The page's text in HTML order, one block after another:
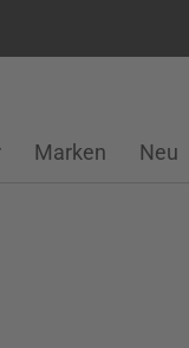
Marken Neu